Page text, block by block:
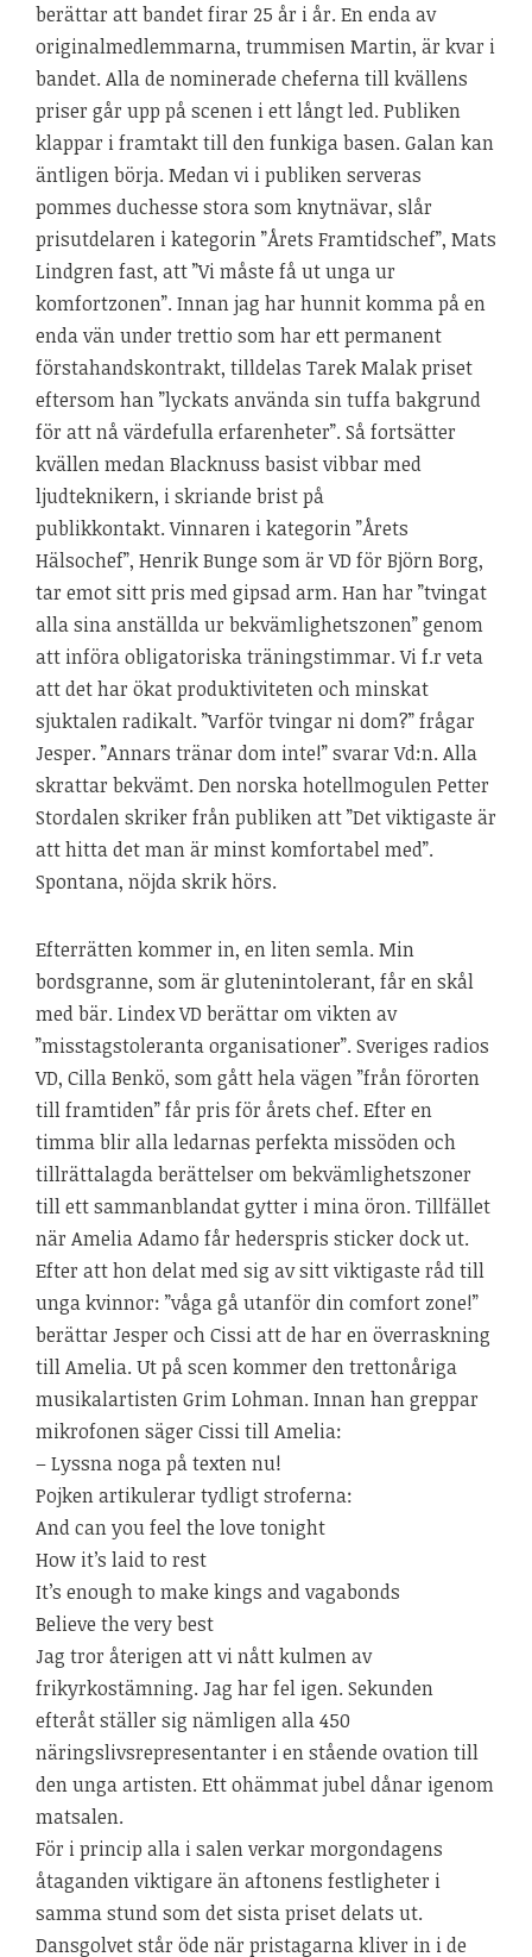
berättar att bandet firar 25 år i år. En enda av
originalmedlemmarna, trummisen Martin, är kvar i
bandet. Alla de nominerade cheferna till kvällens
priser går upp på scenen i ett långt led. Publiken
klappar i framtakt till den funkiga basen. Galan kan
äntligen börja. Medan vi i publiken serveras
pommes duchesse stora som knytnävar, slår
prisutdelaren i kategorin ”Årets Framtidschef”, Mats
Lindgren fast, att ”Vi måste få ut unga ur
komfortzonen”. Innan jag har hunnit komma på en
enda vän under trettio som har ett permanent
förstahandskontrakt, tilldelas Tarek Malak priset
eftersom han ”lyckats använda sin tuffa bakgrund
för att nå värdefulla erfarenheter”. Så fortsätter
kvällen medan Blacknuss basist vibbar med
ljudteknikern, i skriande brist på
publikkontakt. Vinnaren i kategorin ”Årets
Hälsochef”, Henrik Bunge som är VD för Björn Borg,
tar emot sitt pris med gipsad arm. Han har ”tvingat
alla sina anställda ur bekvämlighetszonen” genom
att införa obligatoriska träningstimmar. Vi f.r veta
att det har ökat produktiviteten och minskat
sjuktalen radikalt. ”Varför tvingar ni dom?” frågar
Jesper. ”Annars tränar dom inte!” svarar Vd:n. Alla
skrattar bekvämt. Den norska hotellmogulen Petter
Stordalen skriker från publiken att ”Det viktigaste är
att hitta det man är minst komfortabel med”.
Spontana, nöjda skrik hörs.
Efterrätten kommer in, en liten semla. Min
bordsgranne, som är glutenintolerant, får en skål
med bär. Lindex VD berättar om vikten av
”misstagstoleranta organisationer”. Sveriges radios
VD, Cilla Benkö, som gått hela vägen ”från förorten
till framtiden” får pris för årets chef. Efter en
timma blir alla ledarnas perfekta missöden och
tillrättalagda berättelser om bekvämlighetszoner
till ett sammanblandat gytter i mina öron. Tillfället
när Amelia Adamo får hederspris sticker dock ut.
Efter att hon delat med sig av sitt viktigaste råd till
unga kvinnor: ”våga gå utanför din comfort zone!”
berättar Jesper och Cissi att de har en överraskning
till Amelia. Ut på scen kommer den trettonåriga
musikalartisten Grim Lohman. Innan han greppar
mikrofonen säger Cissi till Amelia:
– Lyssna noga på texten nu!
Pojken artikulerar tydligt stroferna:
And can you feel the love tonight
How it’s laid to rest
It’s enough to make kings and vagabonds
Believe the very best
Jag tror återigen att vi nått kulmen av
frikyrkostämning. Jag har fel igen. Sekunden
efteråt ställer sig nämligen alla 450
näringslivsrepresentanter i en stående ovation till
den unga artisten. Ett ohämmat jubel dånar igenom
matsalen.
För i princip alla i salen verkar morgondagens
åtaganden viktigare än aftonens festligheter i
samma stund som det sista priset delats ut.
Dansgolvet står öde när pristagarna kliver in i de